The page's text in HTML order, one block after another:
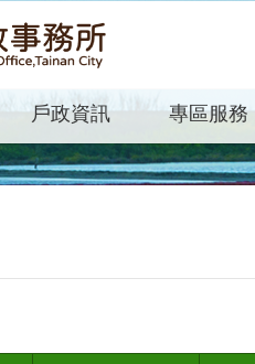
戶政資訊 專區服務